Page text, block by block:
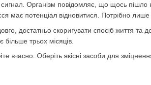
Організм повідомляє, що щось
має потенціал відновитися. Потрібно
достатньо скоригувати спосіб життя
трьох місяців.
вчасно. Оберіть якісні засоби для